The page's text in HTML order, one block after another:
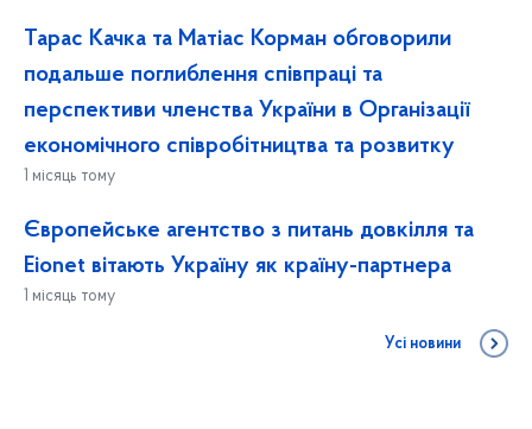
Тарас Качка та Матіас Корман обговорили
подальше поглиблення співпраці та
перспективи членства України в Організації
економічного співробітництва та розвитку
1 місяць тому
Європейське агентство з питань довкілля та
Eionet вітають Україну як країну-партнера
1 місяць тому
Усі новини